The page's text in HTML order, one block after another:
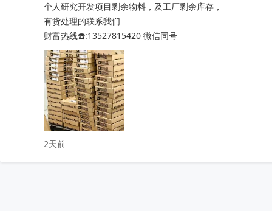
ADS1115IDGSR
ADS1299IPAGR
ADS8688IDBTR
ADS1255IDBR
TPS61021ADSGR
TSC2046IPWR
ADS131M04IPWR
ADS1115IRUGR
ADS1232IPWR
ADS8866IDGSR
个人研究开发项目剩余物料，及工厂剩余库存，
有货处理的联系我们
财富热线☎️:13527815420 微信同号
2天前